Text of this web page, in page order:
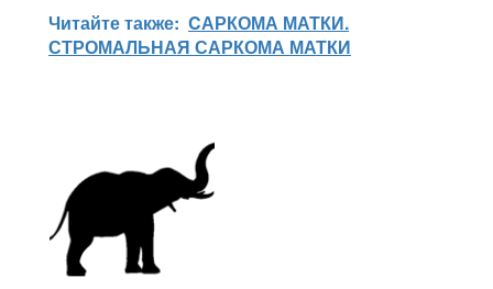
Читайте также: CАРКОМА МАТКИ.
СТРОМАЛЬНАЯ САРКОМА МАТКИ